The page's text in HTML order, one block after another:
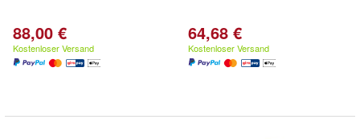
88,00 €
Kostenloser Versand
64,68 €
Kostenloser Versand